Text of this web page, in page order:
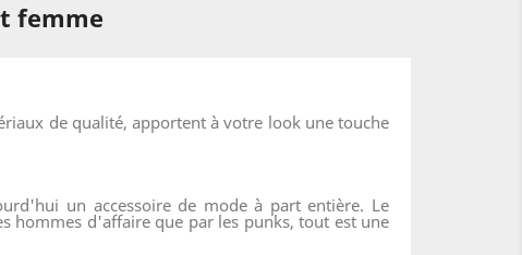
femme
de qualité, apportent à votre look une touche
un accessoire de mode à part entière. Le
hommes d'affaire que par les punks, tout est une